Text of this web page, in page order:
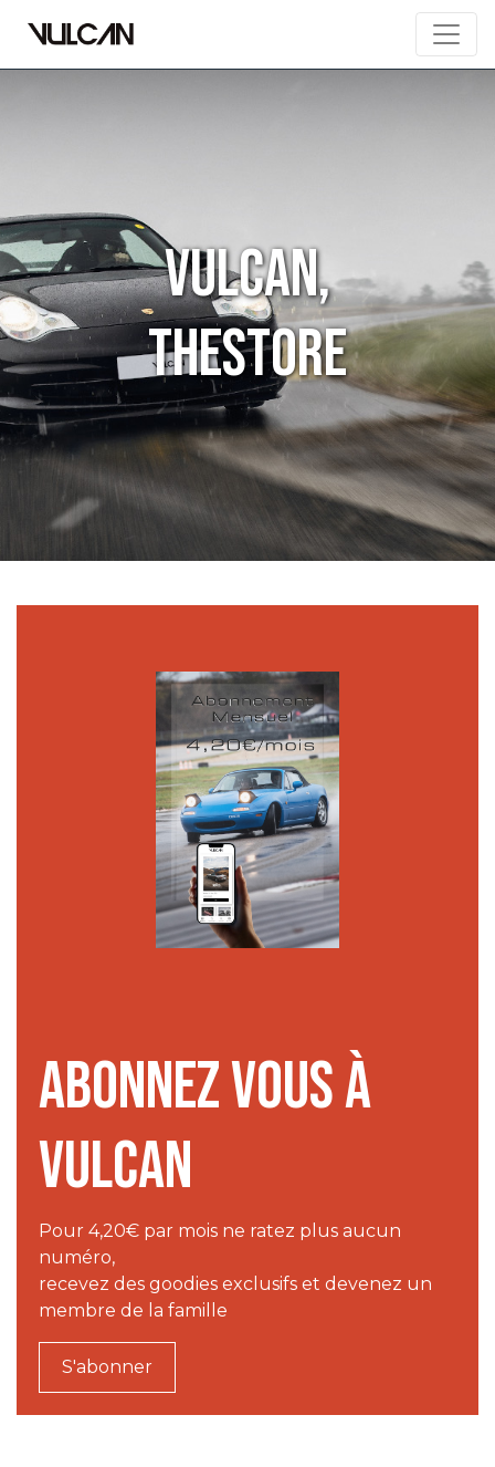
Vulcan,
theStore
Abonnez vous à
VULCAN
Pour 4,20€ par mois ne ratez plus aucun
numéro,
recevez des goodies exclusifs et devenez un
membre de la famille
S'abonner